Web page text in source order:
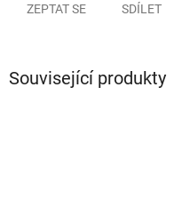
ZEPTAT SE SDÍLET
Související produkty